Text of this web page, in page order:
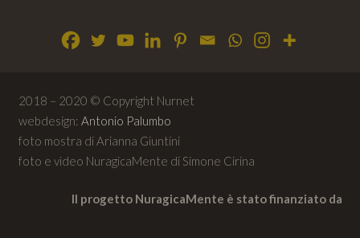
2018 – 2020 © Copyright Nurnet
webdesign: Antonio Palumbo
foto mostra di Arianna Giuntini
foto e video NuragicaMente di Simone Cirina
Il progetto NuragicaMente è stato finanziato da